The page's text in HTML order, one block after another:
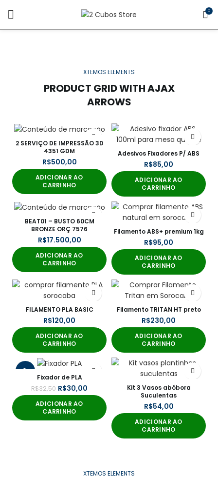
0
XTEMOS ELEMENTS
PRODUCT GRID WITH AJAX
ARROWS
2 SERVIÇO DE IMPRESSÃO 3D
4351 GDM
R$
ADICIONAR AO
CARRINHO
Adesivos Fixadores P/ ABS
R$
ADICIONAR AO
CARRINHO
BEAT01 – BUSTO 60CM
BRONZE ORÇ 7576
R$
ADICIONAR AO
CARRINHO
Filamento ABS+ premium 1kg
R$
ADICIONAR AO
CARRINHO
FILAMENTO PLA BASIC
R$
ADICIONAR AO
CARRINHO
Filamento TRITAN HT preto
R$
ADICIONAR AO
CARRINHO
-8%
Fixador de PLA
R$32,50 R$30,00
ADICIONAR AO
CARRINHO
Kit 3 Vasos abóbora
Suculentas
R$
ADICIONAR AO
CARRINHO
XTEMOS ELEMENTS